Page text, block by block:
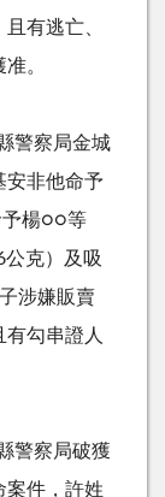
有逃亡、
。
警察局金城
安非他命予
楊○○等
克）及吸
涉嫌販賣
勾串證人
警察局破獲
案件，許姓